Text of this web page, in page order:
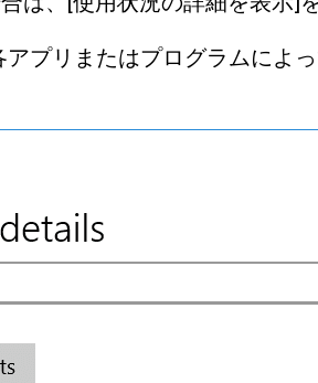
アプリまたはプログラムによ